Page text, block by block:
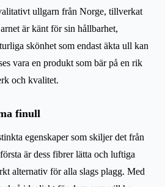
ullgarn från Norge, tillverkat
är känt för sin hållbarhet,
skönhet som endast äkta ull kan
vara en produkt som bär på en rik
och kvalitet.
finull
egenskaper som skiljer det från
är dess fibrer lätta och luftiga
alternativ för alla slags plagg. Med